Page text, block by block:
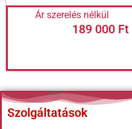
Ár szerelés nélkül
189 000 Ft
Szolgáltatások